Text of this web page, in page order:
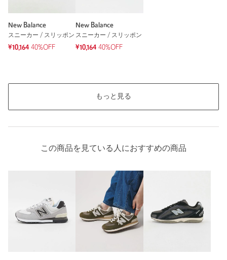
New Balance
スニーカー / スリッポン
¥10,164 40%OFF
New Balance
スニーカー / スリッポン
¥10,164 40%OFF
もっと見る
この商品を見ている人におすすめの商品